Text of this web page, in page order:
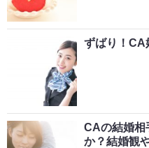
ずばり！CA
CAの結婚相
か？結婚観